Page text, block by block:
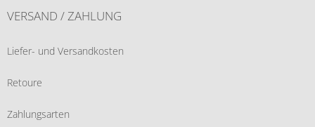
VERSAND / ZAHLUNG
Liefer- und Versandkosten
Retoure
Zahlungsarten